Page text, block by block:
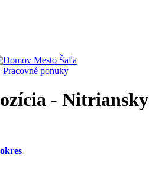
Pracovné ponuky
- Nitriansky